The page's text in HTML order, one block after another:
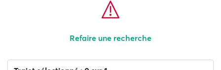
Refaire une recherche